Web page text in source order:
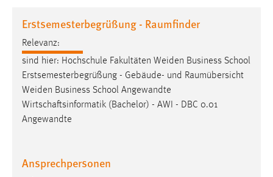
Erstsemesterbegrüßung - Raumfinder
Relevanz:
sind hier: Hochschule Fakultäten Weiden Business School
Erstsemesterbegrüßung - Gebäude- und Raumübersicht
Weiden Business School Angewandte
Wirtschaftsinformatik (Bachelor) - AWI - DBC 0.01
Angewandte
Ansprechpersonen
Performance
Name:
Zweck:
Für performante Seitenauslieferung wird in diesem Cookie
Sprachpräferenz